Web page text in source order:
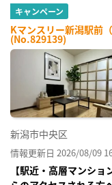
キャンペーン
Kマンスリー新潟駅前
(No.829139)
新潟市中央区
情報更新日 2026/08/09
【駅近・高層マンシ